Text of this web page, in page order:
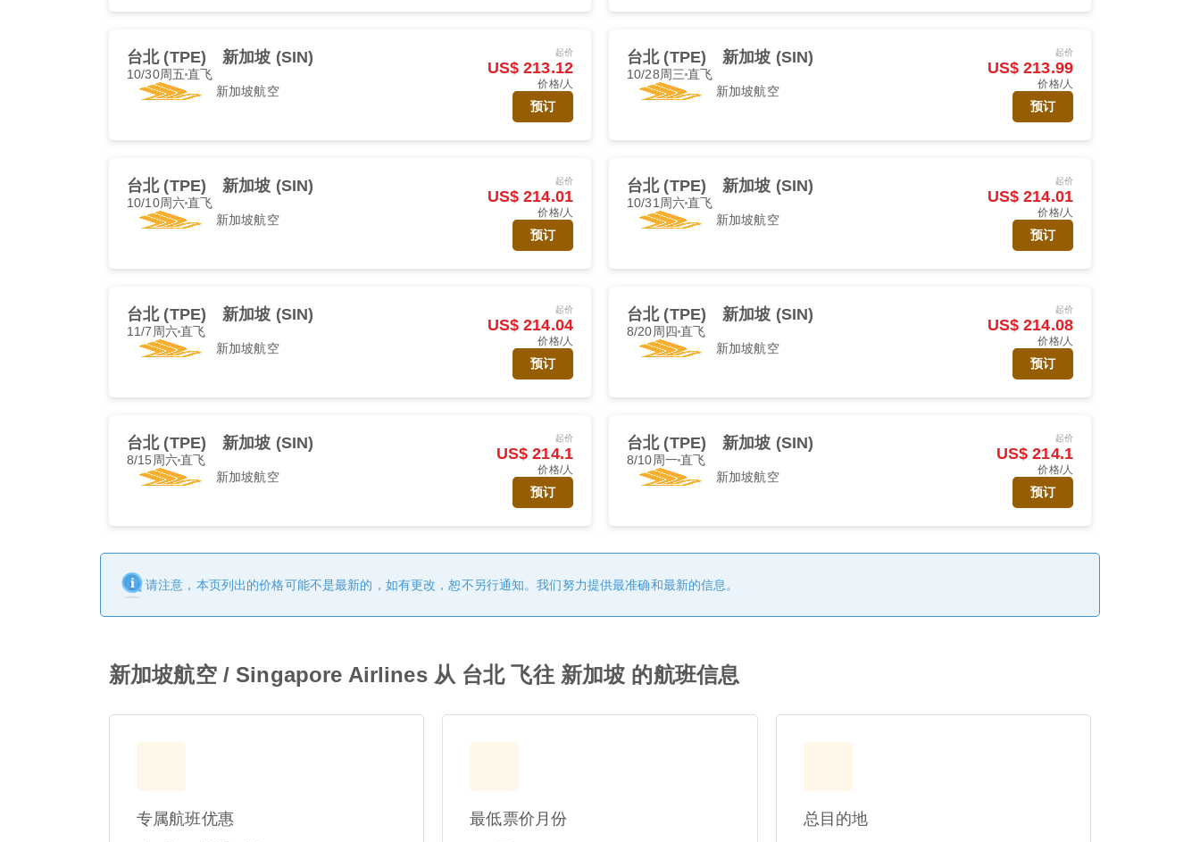
台北 (TPE) 新加坡 (SIN)
10/30周五 直飞
新加坡航空
起价
US$ 213.12
价格/人
预订
台北 (TPE) 新加坡 (SIN)
10/28周三 直飞
新加坡航空
起价
US$ 213.99
价格/人
预订
台北 (TPE) 新加坡 (SIN)
10/10周六直飞
新加坡航空
起价
US$ 214.01
价格/人
预订
台北 (TPE) 新加坡 (SIN)
10/31周六直飞
新加坡航空
起价
US$ 214.01
价格/人
预订
台北 (TPE) 新加坡 (SIN)
11/7周六直飞
新加坡航空
起价
US$ 214.04
价格/人
预订
台北 (TPE) 新加坡 (SIN)
8/20周四 直飞
新加坡航空
起价
US$ 214.08
价格/人
预订
台北 (TPE) 新加坡 (SIN)
8/15周六直飞
新加坡航空
起价
US$ 214.1
价格/人
预订
台北 (TPE) 新加坡 (SIN)
8/10周一直飞
新加坡航空
起价
US$ 214.1
价格/人
预订
请注意，本页列出的价格可能不是最新的，如有更改，恕不另行通知。我们努力提供最准确和最新的信息。
新加坡航空 / Singapore Airlines 从 台北 飞往 新加坡 的航班信息
专属航班优惠 最低票价月份 总目的地